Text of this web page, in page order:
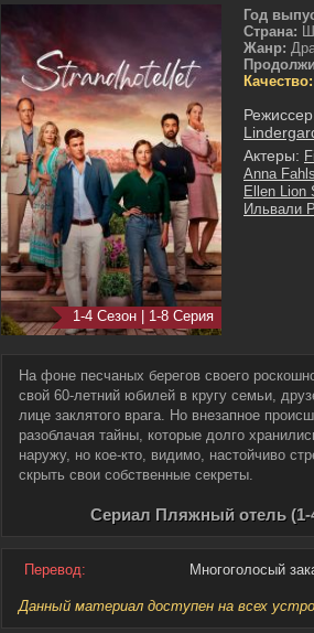
1-4 Сезон | 1-8 Серия
Год
Страна:
Жанр:
Качество:
Актеры:
Anna
Ellen Lion
Ильвали
На фоне песчаных берегов своего
свой 60-летний юбилей в кругу семьи,
лице заклятого врага. Но внезапное
разоблачая тайны, которые долго
наружу, но кое-кто, видимо, настойчиво
скрыть свои собственные секреты.
Сериал Пляжный отель (1-
Перевод: Многоголосый
Данный материал доступен на всех